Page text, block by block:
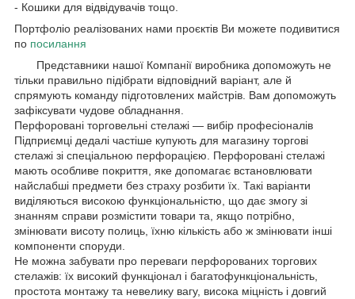
- Кошики для відвідувачів тощо.
Портфоліо реалізованих нами проєктів Ви можете подивитися
по посилання
Представники нашої Компанії виробника допоможуть не
тільки правильно підібрати відповідний варіант, але й
спрямують команду підготовлених майстрів. Вам допоможуть
зафіксувати чудове обладнання.
Перфоровані торговельні стелажі — вибір професіоналів
Підприємці дедалі частіше купують для магазину торгові
стелажі зі спеціальною перфорацією. Перфоровані стелажі
мають особливе покриття, яке допомагає встановлювати
найслабші предмети без страху розбити їх. Такі варіанти
виділяються високою функціональністю, що дає змогу зі
знанням справи розмістити товари та, якщо потрібно,
змінювати висоту полиць, їхню кількість або ж змінювати інші
компоненти споруди.
Не можна забувати про переваги перфорованих торгових
стелажів: їх високий функціонал і багатофункціональність,
простота монтажу та невелику вагу, висока міцність і довгий